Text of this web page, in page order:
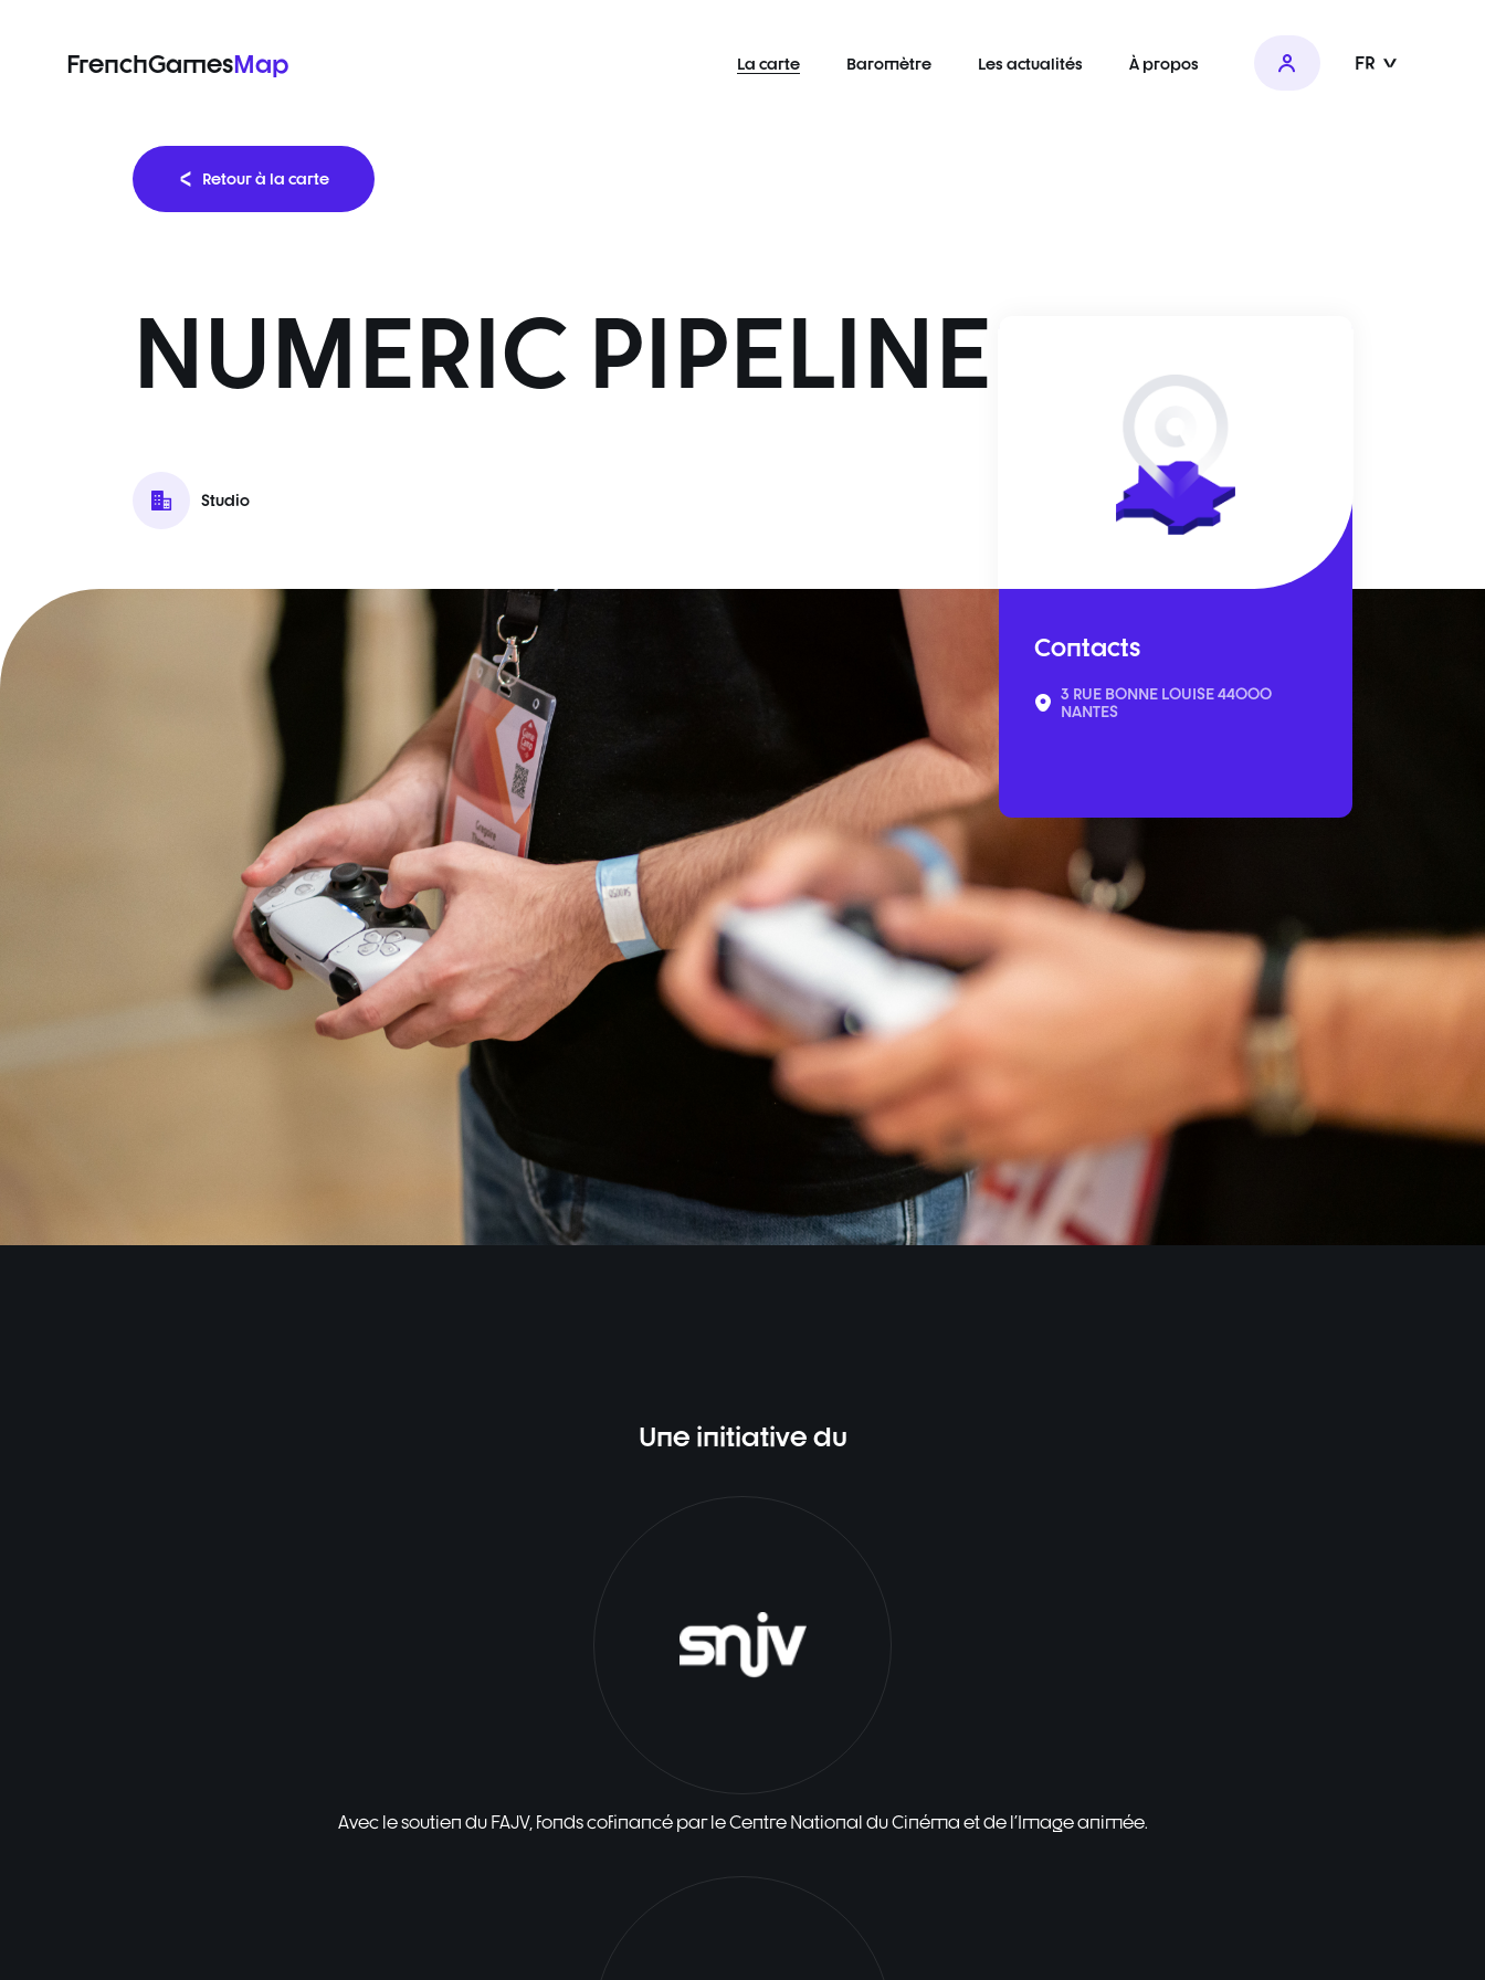
FrenchGamesMap La carte Baromètre Les actualités À propos FR
Retour à la carte
NUMERIC PIPELINE
Studio
Contacts
3 RUE BONNE LOUISE 44000
NANTES
Une initiative du
Avec le soutien du FAJV, fonds cofinancé par le Centre National du Cinéma et de l'Image animée.